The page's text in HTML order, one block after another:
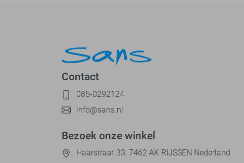
Contact
085-0292124
info@sans.nl
Bezoek onze winkel
Haarstraat 33, 7462 AK RIJSSEN Nederland